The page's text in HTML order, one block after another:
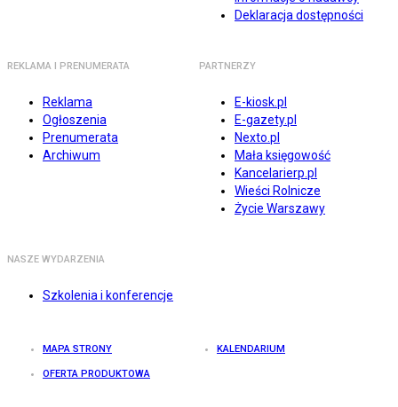
Deklaracja dostępności
REKLAMA I PRENUMERATA
Reklama
Ogłoszenia
Prenumerata
Archiwum
PARTNERZY
E-kiosk.pl
E-gazety.pl
Nexto.pl
Mała księgowość
Kancelarierp.pl
Wieści Rolnicze
Życie Warszawy
NASZE WYDARZENIA
Szkolenia i konferencje
MAPA STRONY KALENDARIUM
OFERTA PRODUKTOWA